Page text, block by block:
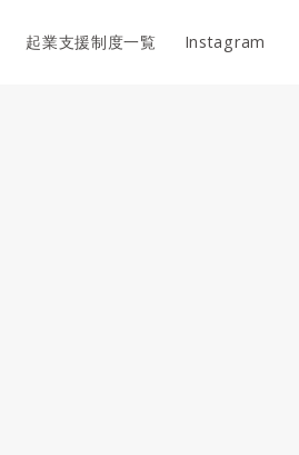
起業支援制度一覧 Instagram